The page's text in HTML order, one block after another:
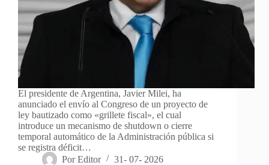
El presidente de Argentina, Javier Milei, ha
anunciado el envío al Congreso de un proyecto de
ley bautizado como «grillete fiscal», el cual
introduce un mecanismo de shutdown o cierre
temporal automático de la Administración pública si
se registra déficit…
Por Editor 31- 07- 2026